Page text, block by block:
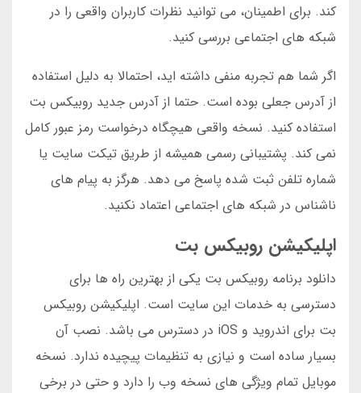
کند. برای اطمینان، می توانید نظرات کاربران واقعی را در
شبکه های اجتماعی بررسی کنید.
اگر شما هم تجربه منفی داشته اید، احتمالا به دلیل استفاده
از آدرس جعلی بوده است. حتما از آدرس جدید روبیکس بت
استفاده کنید. نسخه واقعی هیچگاه درخواست رمز عبور کامل
نمی کند. پشتیبانی رسمی همیشه از طریق تیکت سایت یا
شماره تلفن ثبت شده پاسخ می دهد. هرگز به پیام های
ناشناس در شبکه های اجتماعی اعتماد نکنید.
اپلیکیشن روبیکس بت
دانلود برنامه روبیکس بت یکی از بهترین راه ها برای
دسترسی به خدمات این سایت است. اپلیکیشن روبیکس
بت برای اندروید و iOS در دسترس می باشد. نصب آن
بسیار ساده است و نیازی به تنظیمات پیچیده ندارد. نسخه
موبایل تمام ویژگی های نسخه وب را دارد و حتی در برخی